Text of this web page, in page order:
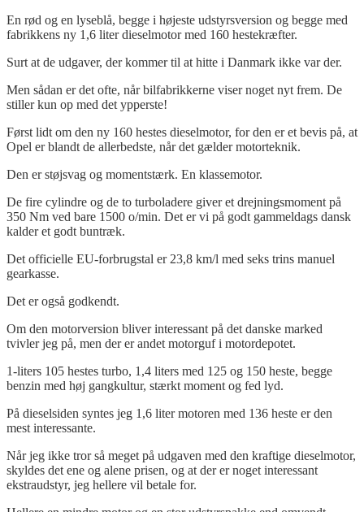
En rød og en lyseblå, begge i højeste udstyrsversion og begge med
fabrikkens ny 1,6 liter dieselmotor med 160 hestekræfter.
Surt at de udgaver, der kommer til at hitte i Danmark ikke var der.
Men sådan er det ofte, når bilfabrikkerne viser noget nyt frem. De
stiller kun op med det ypperste!
Først lidt om den ny 160 hestes dieselmotor, for den er et bevis på, at
Opel er blandt de allerbedste, når det gælder motorteknik.
Den er støjsvag og momentstærk. En klassemotor.
De fire cylindre og de to turboladere giver et drejningsmoment på
350 Nm ved bare 1500 o/min. Det er vi på godt gammeldags dansk
kalder et godt buntræk.
Det officielle EU-forbrugstal er 23,8 km/l med seks trins manuel
gearkasse.
Det er også godkendt.
Om den motorversion bliver interessant på det danske marked
tvivler jeg på, men der er andet motorguf i motordepotet.
1-liters 105 hestes turbo, 1,4 liters med 125 og 150 heste, begge
benzin med høj gangkultur, stærkt moment og fed lyd.
På dieselsiden syntes jeg 1,6 liter motoren med 136 heste er den
mest interessante.
Når jeg ikke tror så meget på udgaven med den kraftige dieselmotor,
skyldes det ene og alene prisen, og at der er noget interessant
ekstraudstyr, jeg hellere vil betale for.